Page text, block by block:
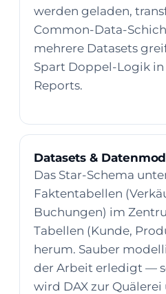
werden geladen,
Common-Data-
mehrere Datasets
Spart Doppel-Logik in
Reports.
Datasets &
Das Star-Schema
Faktentabellen
Buchungen) im
Tabellen (Kunde,
herum. Sauber
der Arbeit erledigt —
wird DAX zur